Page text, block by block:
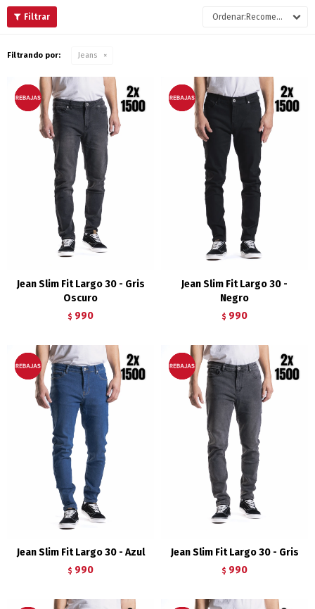
Recomendados
Filtrando por: Jeans
Jean Slim Fit Largo 30 - Gris
Oscuro
$ 990
Jean Slim Fit Largo 30 -
Negro
$ 990
Jean Slim Fit Largo 30 - Azul
$ 990
Jean Slim Fit Largo 30 - Gris
$ 990